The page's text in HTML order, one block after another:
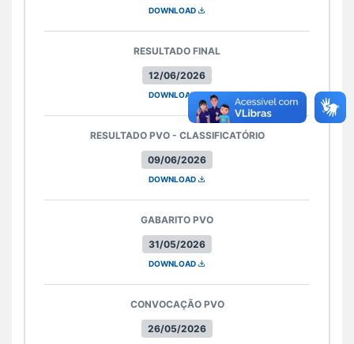
DOWNLOAD
12/06/2026
RESULTADO FINAL
DOWNLOAD
09/06/2026
RESULTADO PVO - CLASSIFICATÓRIO
DOWNLOAD
31/05/2026
GABARITO PVO
DOWNLOAD
26/05/2026
CONVOCAÇÃO PVO